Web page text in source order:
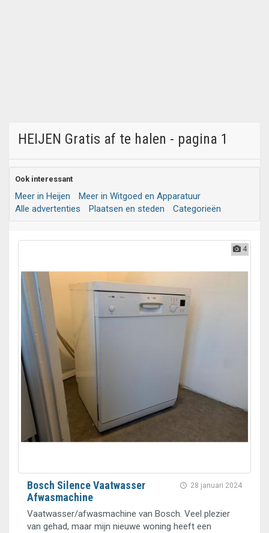
HEIJEN Gratis af te halen - pagina 1
Ook interessant
Meer in Heijen
Meer in Witgoed en Apparatuur
Alle advertenties
Plaatsen en steden Categorieën
4
28 januari 2024
Bosch Silence Vaatwasser
Afwasmachine
Vaatwasser/afwasmachine van Bosch. Veel plezier
van gehad, maar mijn nieuwe woning heeft een